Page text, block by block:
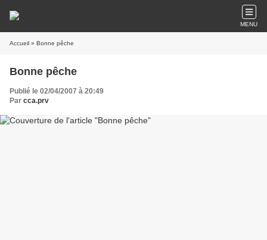
MENU
Accueil » Bonne pêche
Bonne pêche
Publié le 02/04/2007 à 20:49
Par cca.prv